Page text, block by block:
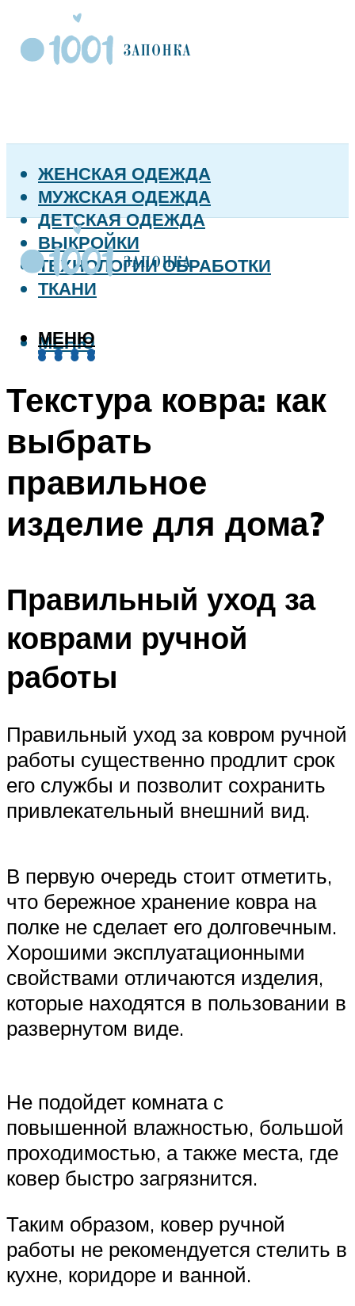
ЖЕНСКАЯ ОДЕЖДА
МУЖСКАЯ ОДЕЖДА
ДЕТСКАЯ ОДЕЖДА
ВЫКРОЙКИ
ТЕХНОЛОГИИ ОБРАБОТКИ
ТКАНИ
МЕНЮ
МЕНЮ
Текстура ковра: как
выбрать
правильное
изделие для дома?
Правильный уход за
коврами ручной
работы
Правильный уход за ковром ручной
работы существенно продлит срок
его службы и позволит сохранить
привлекательный внешний вид.
В первую очередь стоит отметить,
что бережное хранение ковра на
полке не сделает его долговечным.
Хорошими эксплуатационными
свойствами отличаются изделия,
которые находятся в пользовании в
развернутом виде.
Не подойдет комната с
повышенной влажностью, большой
проходимостью, а также места, где
ковер быстро загрязнится.
Таким образом, ковер ручной
работы не рекомендуется стелить в
кухне, коридоре и ванной.